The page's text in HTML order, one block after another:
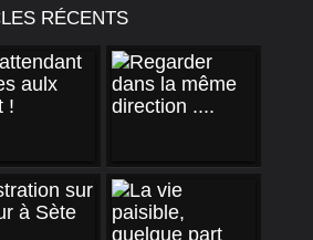
RÉCENTS